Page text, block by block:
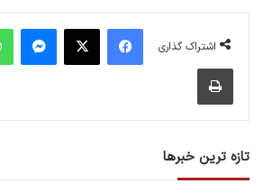
اشتراک گذاری
فیس بوک پیام رسان
تازه ترین خبرها